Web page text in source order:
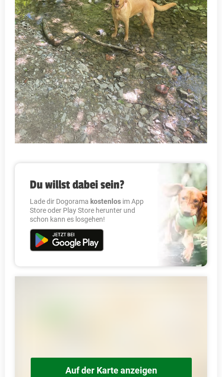
Du willst dabei sein?
Lade dir Dogorama kostenlos im App
Store oder Play Store herunter und
schon kann es losgehen!
Auf der Karte anzeigen